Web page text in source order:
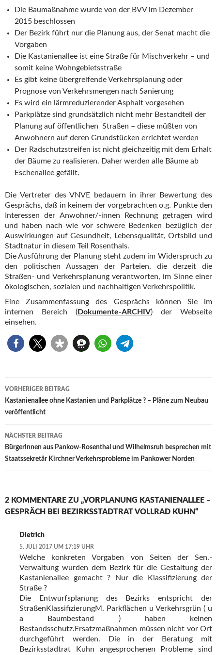
Die Baumaßnahme wurde von der BVV im Dezember
2015 beschlossen
Der Bezirk führt nur die Planung aus, der Senat macht die
Vorgaben
Die Kastanienallee ist eine Straße für Mischverkehr – und
somit keine Wohngebietsstraße
Es gibt keine übergreifende Verkehrsplanung oder
Prognose von Verkehrsmengen nach Sanierung
Es wird ein lärmreduzierender Asphalt vorgesehen
Parkplätze sind grundsätzlich nicht mehr Bestandteil der
Planung auf öffentlichen Straßen – diese müßten von
Anwohnern auf deren Grundstücken errichtet werden
Der Radschutzstreifen ist nicht gleichzeitig mit dem Erhalt
der Bäume zu realisieren. Daher werden alle Bäume ab
Eschenallee gefällt.
Die Vertreter des VNVE bedauern in ihrer Bewertung des
Gesprächs, daß in keinem der vorgebrachten o.g. Punkte den
Interessen der Anwohner/-innen Rechnung getragen wird
und haben nach wie vor schwere Bedenken bezüglich der
Auswirkungen auf Gesundheit, Lebensqualität, Ortsbild und
Stadtnatur in diesem Teil Rosenthals.
Die Ausführung der Planung steht zudem im Widerspruch zu
den politischen Aussagen der Parteien, die derzeit die
Straßen- und Verkehrsplanung verantworten, im Sinne einer
ökologischen, sozialen und nachhaltigen Verkehrspolitik.
Eine Zusammenfassung des Gesprächs können Sie im
internen Bereich (Dokumente-ARCHIV) der Webseite
einsehen.
Beitragsnavigation
VORHERIGER BEITRAG
Kastanienallee ohne Kastanien und Parkplätze ? – Pläne zum Neubau
veröffentlicht
NÄCHSTER BEITRAG
BürgerInnen aus Pankow-Rosenthal und Wilhelmsruh besprechen mit
Staatssekretär Kirchner Verkehrsprobleme im Pankower Norden
2 KOMMENTARE ZU „VORPLANUNG KASTANIENALLEE –
GESPRÄCH BEI BEZIRKSSTADTRAT VOLLRAD KUHN“
Dietrich
5. JULI 2017 UM 17:19 UHR
Welche konkreten Vorgaben von Seiten der Sen.-
Verwaltung wurden dem Bezirk für die Gestaltung der
Kastanienallee gemacht ? Nur die Klassifizierung der
Straße ?
Die Entwurfsplanung des Bezirks entspricht der
StraßenKlassifizierungM. Parkflächen u Verkehrsgrün ( u
a Baumbestand ) haben keinen
Bestandsschutz.Ersatzmaßnahmen müssen nicht vor Ort
durchgeführt werden. Die in der Beratung mit
Bezirksstadtrat Kuhn angesprochenen Probleme sind